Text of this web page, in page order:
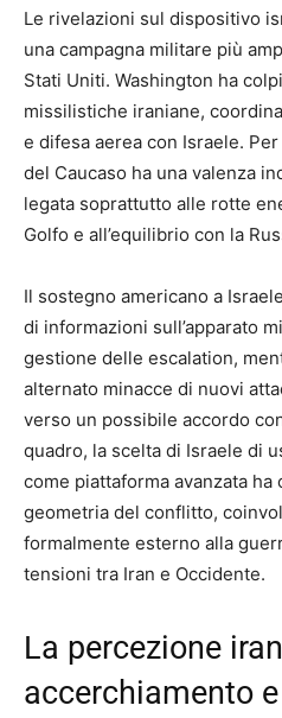
Le rivelazioni sul dispositivo
una campagna militare più
Stati Uniti. Washington ha
missilistiche iraniane,
e difesa aerea con Israele.
del Caucaso ha una valenza
legata soprattutto alle rotte
Golfo e all’equilibrio con la
Il sostegno americano a
di informazioni sull’apparato
gestione delle escalation,
alternato minacce di nuovi
verso un possibile accordo
quadro, la scelta di Israele di
come piattaforma avanzata
geometria del conflitto,
formalmente esterno alla
tensioni tra Iran e Occidente.
La percezione
accerchiamento